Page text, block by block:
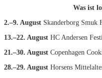
Was ist
2.–9. August Skanderborg Smuk
13.–22. August HC Andersen
21.–30. August Copenhagen
28.–29. August Horsens